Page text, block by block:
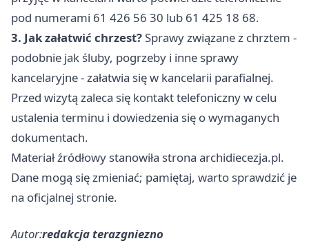
pod numerami 61 426 56 30 lub 61 425 18 68.
3. Jak załatwić chrzest?Sprawy związane z chrztem -
podobnie jak śluby, pogrzeby i inne sprawy
kancelaryjne - załatwia się w kancelarii parafialnej.
Przed wizytą zaleca się kontakt telefoniczny w celu
ustalenia terminu i dowiedzenia się o wymaganych
dokumentach.
Materiał źródłowy stanowiła strona archidiecezja.pl.
Dane mogą się zmieniać; pamiętaj, warto sprawdzić je
na oficjalnej stronie.
Autor:redakcja terazgniezno